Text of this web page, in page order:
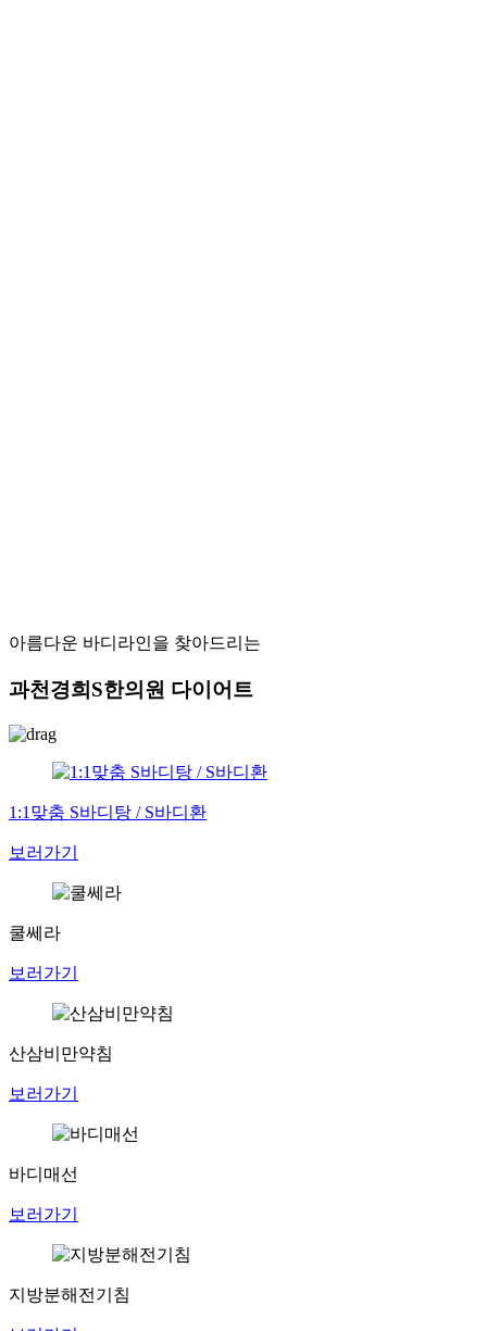
아름다운 바디라인을 찾아드리는
과천경희S한의원 다이어트
1:1맞춤 S바디탕 / S바디환
보러가기
쿨쎄라
보러가기
산삼비만약침
보러가기
바디매선
보러가기
지방분해전기침